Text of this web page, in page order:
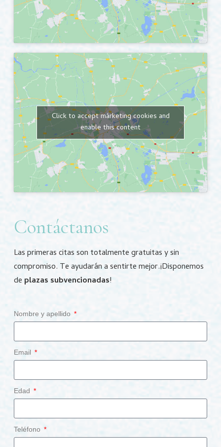
Click to accept márketing cookies and
enable this content
Contáctanos
Las primeras citas son totalmente gratuitas y sin
compromiso. Te ayudarán a sentirte mejor.¡Disponemos
de plazas subvencionadas!
Nombre y apellido
Email
Edad
Teléfono